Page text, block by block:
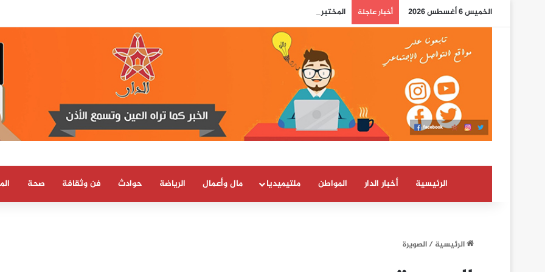
الخميس 6 أغسطس 2026 أخبار عاجلة المختبر الوطني للشرطة العلمية والتقنية يحصل على شهادة الاعتماد والمطابقة والجودة بالمعيار الدولي
الرئيسية أخبار الدار المواطن ملتيميديا مال وأعمال الرياضة حوادث فن وثقافة صحة
الرئيسية/الصويرة